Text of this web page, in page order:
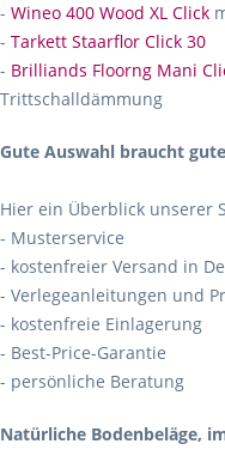
- Wineo 400 Wood XL Click
- Tarkett Staarflor Click 30
- Brilliands Floorng Mani
Trittschalldämmung
Gute Auswahl braucht
Hier ein Überblick unserer
- Musterservice
- kostenfreier Versand in
- Verlegeanleitungen und
- kostenfreie Einlagerung
- Best-Price-Garantie
- persönliche Beratung
Natürliche Bodenbeläge,